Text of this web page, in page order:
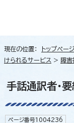
現在の位置： トップページ
けられるサービス > 障
手話通訳者・
ページ番号1004236